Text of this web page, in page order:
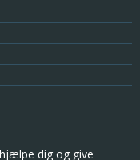
dig og give